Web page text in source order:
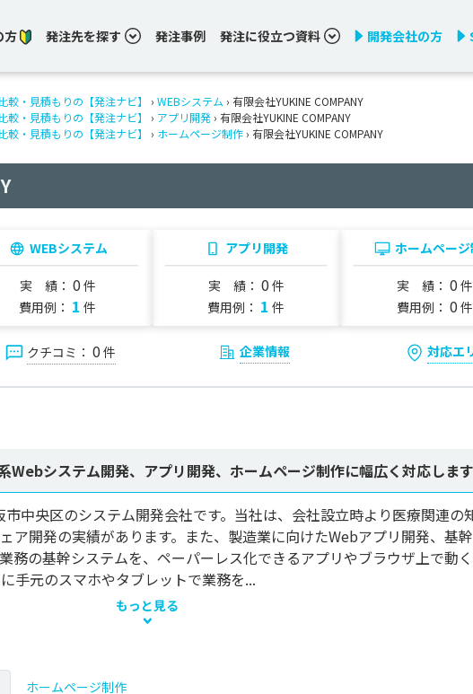
方 発注先を探す 発注事例 発注に役立つ資料 開発会社の方
・見積もりの【発注ナビ】 › WEBシステム › 有限会社YUKINE COMPANY
・見積もりの【発注ナビ】
› アプリ開発 › 有限会社YUKINE COMPANY
・見積もりの【発注ナビ】
› ホームページ制作 › 有限会社YUKINE COMPANY
WEBシステム
実 績： 0 件
費用例： 1 件
アプリ開発
実 績： 0 件
費用例： 1 件
ホームペー
実 績： 0 件
費用例： 0 件
クチコミ： 0 件 企業情報 対応エ
Webシステム開発、アプリ開発、ホームページ制作に幅広く対応します
市中央区のシステム開発会社です。当社は、会社設立時より医療関連の
ア開発の実績があります。また、製造業に向けたWebアプリ開発、基
務の基幹システムを、ペーパーレス化できるアプリやブラウザ上で動
手元のスマホやタブレットで業務を...
もっと見る
ホームページ制作